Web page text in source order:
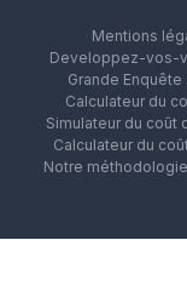
Mentions
Developpez-vos-
Grande Enquête
Calculateur du
Simulateur du coût
Calculateur du
Notre